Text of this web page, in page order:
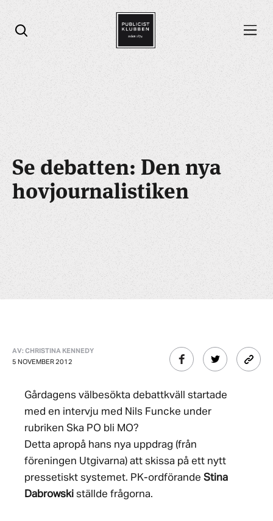
Öppna sök
Öppna menyn
Se debatten: Den nya
hovjournalistiken
AV: CHRISTINA KENNEDY
5 NOVEMBER 2012
Gårdagens välbesökta debattkväll startade
med en intervju med Nils Funcke under
rubriken Ska PO bli MO?
Detta apropå hans nya uppdrag (från
föreningen Utgivarna) att skissa på ett nytt
pressetiskt systemet. PK-ordförande Stina
Dabrowski ställde frågorna.